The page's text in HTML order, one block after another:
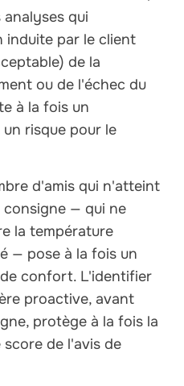
qui
induite par le client
de la
ou de l'échec du
à la fois un
risque pour le
d'amis qui n'atteint
consigne — qui ne
la température
— pose à la fois un
confort. L'identifier
proactive, avant
protège à la fois la
de l'avis de